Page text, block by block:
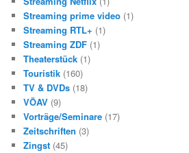
Streaming prime video (1)
Streaming RTL+ (1)
Streaming ZDF (1)
Theaterstück (1)
Touristik (160)
TV & DVDs (18)
VÖAV (9)
Vorträge/Seminare (17)
Zeitschriften (3)
Zingst (45)